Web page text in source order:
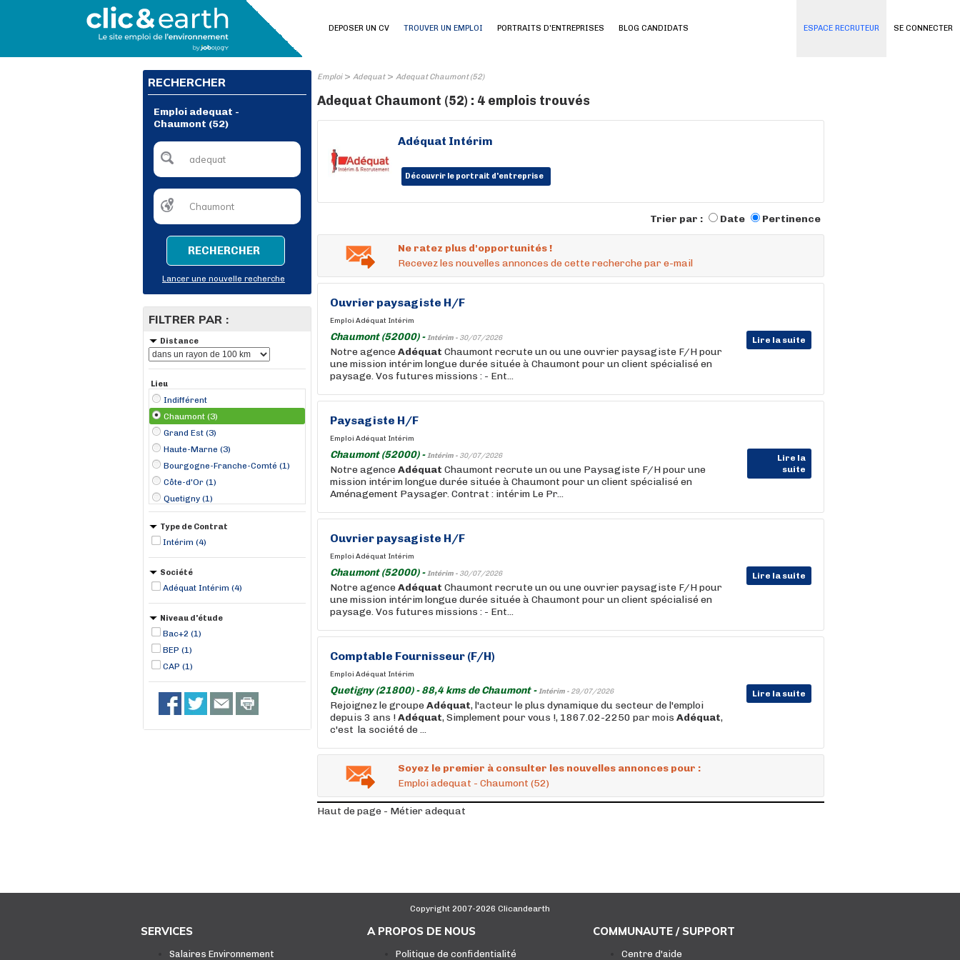
SE CONNECTER
DEPOSER UN CV TROUVER UN EMPLOI PORTRAITS D'ENTREPRISES BLOG CANDIDATS ESPACE RECRUTEUR
RECHERCHER
Emploi adequat -
Chaumont (52)
RECHERCHER
Lancer une nouvelle recherche
FILTRER PAR :
Distance
Lieu
Indifférent
Chaumont (3)
Grand Est (3)
Haute-Marne (3)
Bourgogne-Franche-Comté (1)
Côte-d'Or (1)
Quetigny (1)
Type de Contrat
Intérim (4)
Société
Adéquat Intérim (4)
Niveau d'étude
Bac+2 (1)
BEP (1)
CAP (1)
Emploi> Adequat> Adequat Chaumont (52)
Adequat Chaumont (52) : 4 emplois trouvés
Adéquat Intérim
Découvrir le portrait d'entreprise
Trier par : Date Pertinence
Ne ratez plus d'opportunités !
Recevez les nouvelles annonces de cette recherche par e-mail
Ouvrier paysagiste H/F
Emploi Adéquat Intérim
Chaumont (52000) -Intérim - 30/07/2026 Lire la suite
Notre agenceAdéquat Chaumont recrute un ou une ouvrier paysagiste F/H pour
une mission intérim longue durée située à Chaumont pour un client spécialisé en
paysage. Vos futures missions : - Ent...
Paysagiste H/F
Emploi Adéquat Intérim
Chaumont (52000) -Intérim - 30/07/2026
Lire la
suite
Notre agenceAdéquat Chaumont recrute un ou une Paysagiste F/H pour une
mission intérim longue durée située à Chaumont pour un client spécialisé en
Aménagement Paysager. Contrat : intérim Le Pr...
Ouvrier paysagiste H/F
Emploi Adéquat Intérim
Chaumont (52000) -Intérim - 30/07/2026 Lire la suite
Notre agenceAdéquat Chaumont recrute un ou une ouvrier paysagiste F/H pour
une mission intérim longue durée située à Chaumont pour un client spécialisé en
paysage. Vos futures missions : - Ent...
Comptable Fournisseur (F/H)
Emploi Adéquat Intérim
Quetigny (21800) - 88,4 kms de Chaumont -Intérim - 29/07/2026 Lire la suite
Rejoignez le groupeAdéquat, l'acteur le plus dynamique du secteur de l'emploi
depuis 3 ans !Adéquat, Simplement pour vous !, 1867.02-2250 par mois Adéquat,
c'est la société de ...
Soyez le premier à consulter les nouvelles annonces pour :
Emploi adequat - Chaumont (52)
Haut de page - Métier adequat
Copyright 2007-2026 Clicandearth
SERVICES
Salaires Environnement
A PROPOS DE NOUS
Politique de confidentialité
COMMUNAUTE / SUPPORT
Centre d'aide